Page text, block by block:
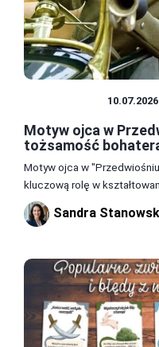
10.07.2026
Motyw ojca w
tożsamość
Motyw ojca w
kluczową rolę w
Sandra